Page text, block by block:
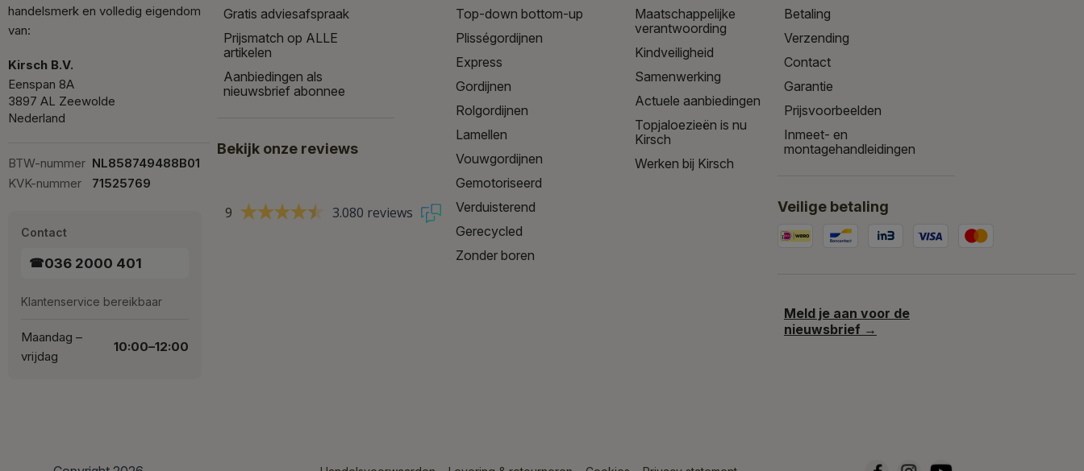
handelsmerk en volledig eigendom
van:
Kirsch B.V.
Eenspan 8A
3897 AL Zeewolde
Nederland
BTW-nummer NL858749488B01
KVK-nummer
71525769
Contact
☎036 2000 401
Klantenservice bereikbaar
Maandag –
vrijdag
10:00–12:00
Gratis adviesafspraak
Prijsmatch op ALLE
artikelen
Aanbiedingen als
nieuwsbrief abonnee
Bekijk onze reviews
9 3.080 reviews
Top-down bottom-up
Plisségordijnen
Express
Gordijnen
Rolgordijnen
Lamellen
Vouwgordijnen
Gemotoriseerd
Verduisterend
Gerecycled
Zonder boren
Maatschappelijke
verantwoording
Kindveiligheid
Samenwerking
Actuele aanbiedingen
Topjaloezieën is nu
Kirsch
Werken bij Kirsch
Betaling
Verzending
Contact
Garantie
Prijsvoorbeelden
Inmeet- en
montagehandleidingen
Veilige betaling
Meld je aan voor de
nieuwsbrief →